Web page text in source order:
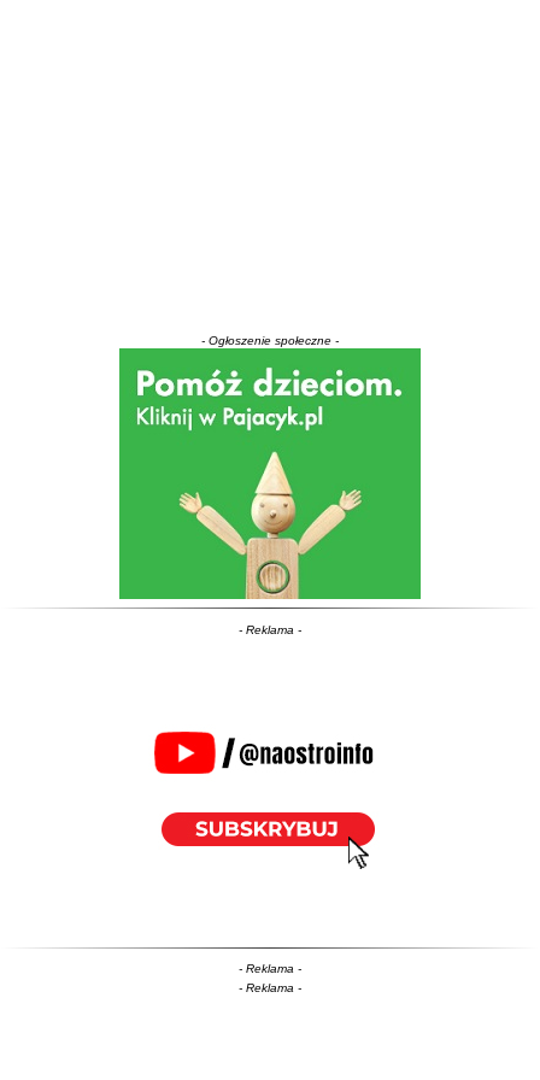
- Ogłoszenie społeczne -
- Reklama -
- Reklama -
- Reklama -